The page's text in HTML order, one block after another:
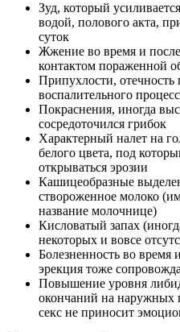
Зуд, который
водой, полового акта,
суток
Жжение во время и
контактом пораженной
Припухлости, отечность
воспалительного
Покраснения, иногда
сосредоточился грибок
Характерный налет на
белого цвета, под
открываться эрозии
Кашицеобразные
створоженное молоко
название молочнице)
Кисловатый запах
некоторых и вовсе
Болезненность во время
эрекция тоже
Повышение уровня
окончаний на наружных
секс не приносит